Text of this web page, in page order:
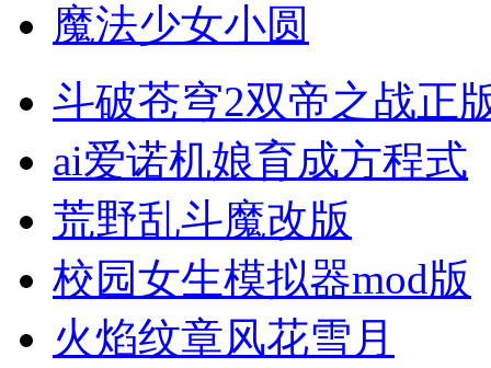
魔法少女小圆
斗破苍穹2双帝之战正
ai爱诺机娘育成方程式
荒野乱斗魔改版
校园女生模拟器mod版
火焰纹章风花雪月